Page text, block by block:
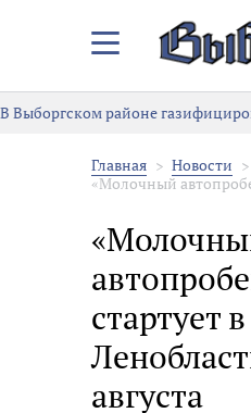
Закрыть/
меню
В Выборгском районе
Главная Новости
«Молочный
стартует в
августа